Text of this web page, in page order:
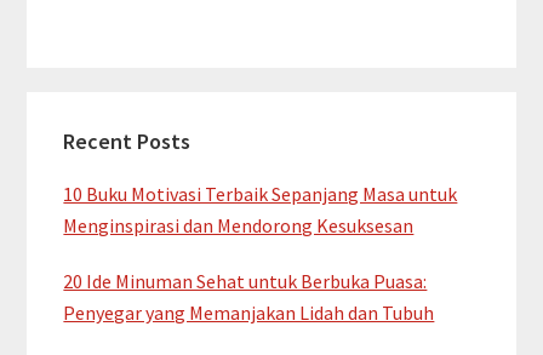
Recent Posts
10 Buku Motivasi Terbaik Sepanjang Masa untuk
Menginspirasi dan Mendorong Kesuksesan
20 Ide Minuman Sehat untuk Berbuka Puasa:
Penyegar yang Memanjakan Lidah dan Tubuh